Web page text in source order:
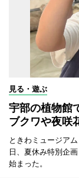
見る・遊ぶ
宇部の植物館
ブクワや夜咲
ときわミュージア
日、夏休み特別企
始まった。